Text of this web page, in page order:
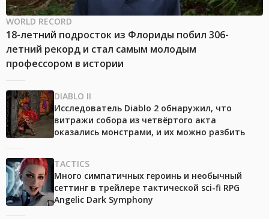
WORLD RECORD
18-летний подросток из Флориды побил 306-
летний рекорд и стал самым молодым
профессором в истории
DIABLO II
Исследователь Diablo 2 обнаружил, что
витражи собора из четвёртого акта
оказались монстрами, и их можно разбить
TACTICS
Много симпатичных героинь и необычный
сеттинг в трейлере тактической sci-fi RPG
Angelic Dark Symphony